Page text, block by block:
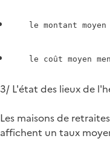
3/ L'état des lieux de
Les maisons de
affichent un taux